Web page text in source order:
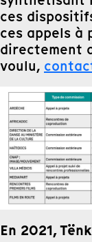
ces
ces appels
directement
voulu,
En 2021,